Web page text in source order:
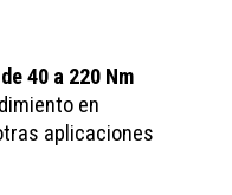
40 a 220 Nm
en
aplicaciones